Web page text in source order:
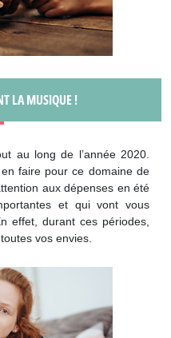
LA MUSIQUE !
au long de l’année 2020.
faire pour ce domaine de
aux dépenses en été
et qui vont vous
effet, durant ces périodes,
vos envies.